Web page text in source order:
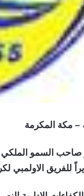
– مكة المكرمة
السمو الملكي
للفريق الاولمبي